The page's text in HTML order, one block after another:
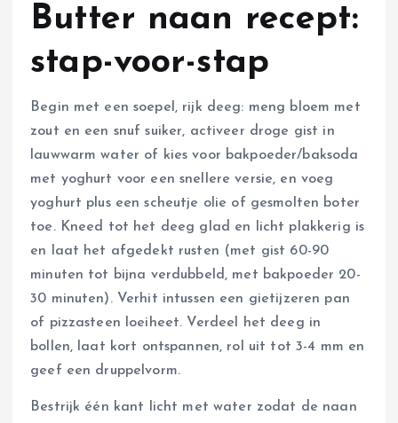
Butter naan recept:
stap-voor-stap
Begin met een soepel, rijk deeg: meng bloem met
zout en een snuf suiker, activeer droge gist in
lauwwarm water of kies voor bakpoeder/baksoda
met yoghurt voor een snellere versie, en voeg
yoghurt plus een scheutje olie of gesmolten boter
toe. Kneed tot het deeg glad en licht plakkerig is
en laat het afgedekt rusten (met gist 60-90
minuten tot bijna verdubbeld, met bakpoeder 20-
30 minuten). Verhit intussen een gietijzeren pan
of pizzasteen loeiheet. Verdeel het deeg in
bollen, laat kort ontspannen, rol uit tot 3-4 mm en
geef een druppelvorm.
Bestrijk één kant licht met water zodat de naan